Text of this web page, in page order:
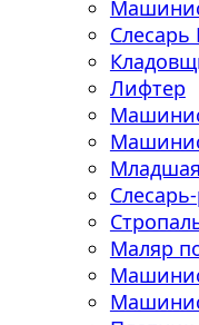
Лифтер
Маляр